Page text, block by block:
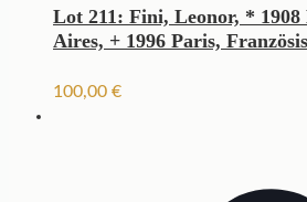
Lot 211: Fini, Leonor, * 1908
Aires, + 1996 Paris,
100,00 €